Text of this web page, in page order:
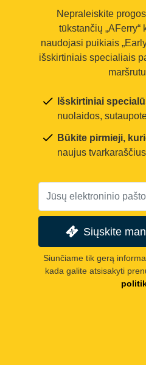
Nepraleiskite
tūkstančių „AFerry“
naudojasi puikiais
išskirtiniais specialiais
Išskirtiniai
nuolaidos,
Būkite pirmieji,
naujus tvarkaraščius
Siųskite
Siunčiame tik gerą
kada galite atsisakyti